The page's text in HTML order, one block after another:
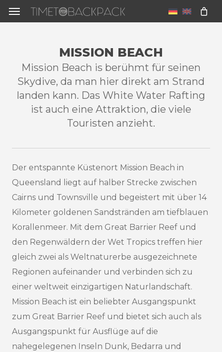
Skip
to
Menu
MISSION BEACH
Mission Beach is berühmt für seinen
Skydive, da man hier direkt am Strand
landen kann. Das White Water Rafting
ist auch eine Attraktion, die viele
Touristen anzieht.
Der entspannte Küstenort Mission Beach in
Queensland liegt auf halber Strecke zwischen
Cairns und Townsville und begeistert mit über 14
Kilometer goldenen Sandstränden am tiefblauen
Korallenmeer. Mit dem Great Barrier Reef und
den Regenwäldern der Wet Tropics treffen hier
gleich zwei als Weltnaturerbe ausgezeichnete
Regionen aufeinander und verbinden sich zu
einer weltweit einzigartigen Naturlandschaft.
Mission Beach ist ein beliebter Ausgangspunkt
zum Great Barrier Reef und bietet sich auch als
Ausgangspunkt für Ausflüge auf die
nahegelegenen Inseln Dunk, Bedarra und